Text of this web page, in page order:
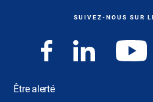
SUIVEZ-NOUS SUR
Être alerté